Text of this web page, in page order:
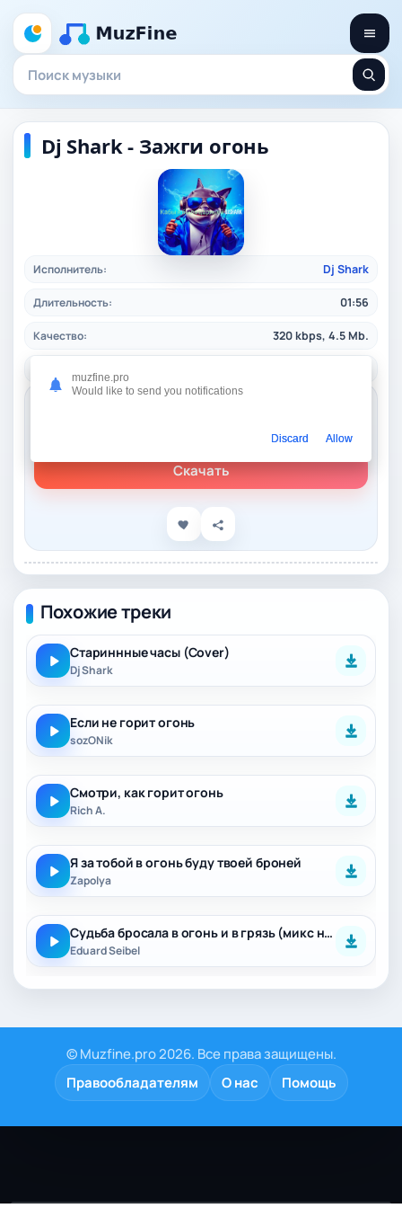
Dj Shark - Зажги огонь
Исполнитель: Dj Shark
Длительность: 01:56
Качество: 320 kbps, 4.5 Mb.
Скачать
Похожие треки
Стариннные часы (Cover)
Dj Shark
Если не горит огонь
sozONik
Смотри, как горит огонь
Rich A.
Я за тобой в огонь буду твоей броней
Zapolya
Судьба бросала в огонь и в грязь (микс на русском)
Eduard Seibel
© Muzfine.pro 2026. Все права защищены.
Правообладателям
О нас Помощь
muzfine.pro
Would like to send you notifications
Discard Allow